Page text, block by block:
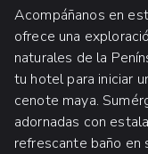
Acompáñanos en
ofrece una
naturales de la
tu hotel para iniciar
cenote maya.
adornadas con
refrescante baño en